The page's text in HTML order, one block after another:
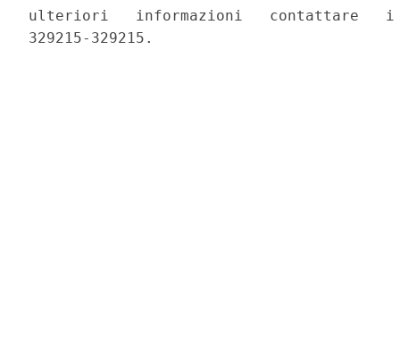
ulteriori   informazioni   contattare   i
329215-329215.